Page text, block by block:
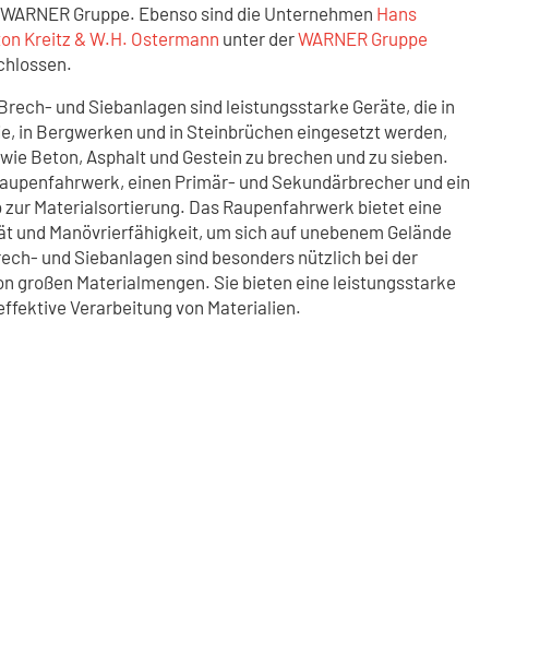
Gruppe. Ebenso sind die Unternehmen Hans
Kreitz & W.H. Ostermann unter derWARNER Gruppe
und Siebanlagen sind leistungsstarke Geräte, die in
in Bergwerken und in Steinbrüchen eingesetzt werden,
Beton, Asphalt und Gestein zu brechen und zu sieben.
einen Primär- und Sekundärbrecher und ein
zur Materialsortierung. Das Raupenfahrwerk bietet eine
und Manövrierfähigkeit, um sich auf unebenem Gelände
und Siebanlagen sind besonders nützlich bei der
großen Materialmengen. Sie bieten eine leistungsstarke
Verarbeitung von Materialien.